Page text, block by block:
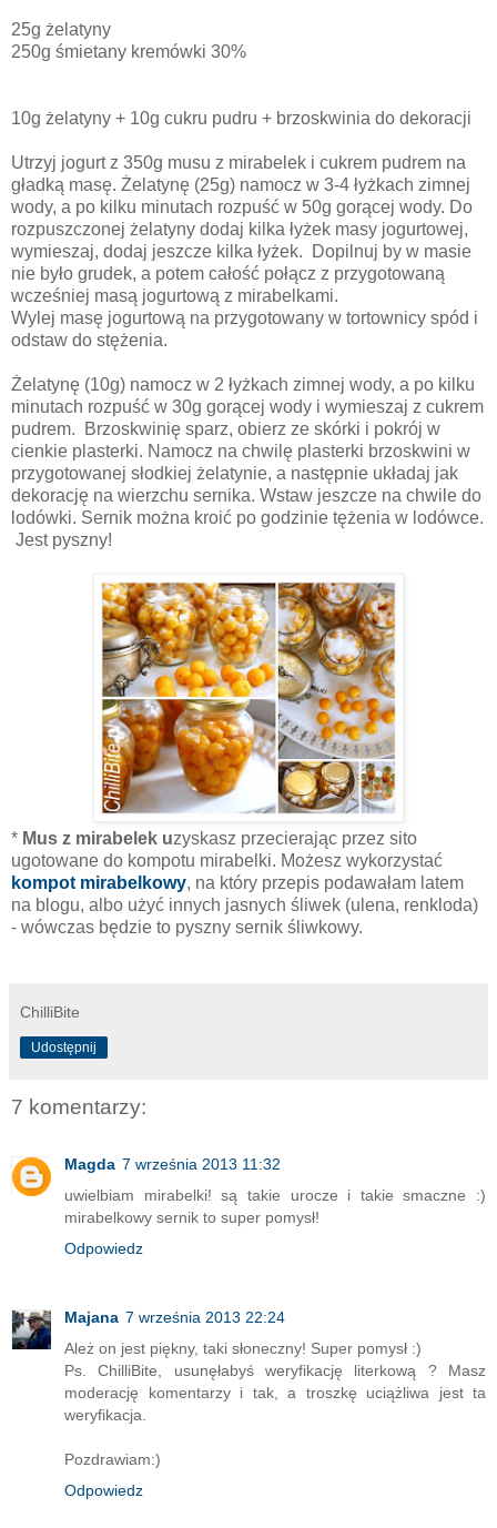
25g żelatyny
250g śmietany kremówki 30%
10g żelatyny + 10g cukru pudru + brzoskwinia do dekoracji
Utrzyj jogurt z 350g musu z mirabelek i cukrem pudrem na
gładką masę. Żelatynę (25g) namocz w 3-4 łyżkach zimnej
wody, a po kilku minutach rozpuść w 50g gorącej wody. Do
rozpuszczonej żelatyny dodaj kilka łyżek masy jogurtowej,
wymieszaj, dodaj jeszcze kilka łyżek. Dopilnuj by w masie
nie było grudek, a potem całość połącz z przygotowaną
wcześniej masą jogurtową z mirabelkami.
Wylej masę jogurtową na przygotowany w tortownicy spód i
odstaw do stężenia.
Żelatynę (10g) namocz w 2 łyżkach zimnej wody, a po kilku
minutach rozpuść w 30g gorącej wody i wymieszaj z cukrem
pudrem. Brzoskwinię sparz, obierz ze skórki i pokrój w
cienkie plasterki. Namocz na chwilę plasterki brzoskwini w
przygotowanej słodkiej żelatynie, a następnie układaj jak
dekorację na wierzchu sernika. Wstaw jeszcze na chwile do
lodówki. Sernik można kroić po godzinie tężenia w lodówce.
Jest pyszny!
* Mus z mirabelek uzyskasz przecierając przez sito
ugotowane do kompotu mirabelki. Możesz wykorzystać
kompot mirabelkowy, na który przepis podawałam latem
na blogu, albo użyć innych jasnych śliwek (ulena, renkloda)
- wówczas będzie to pyszny sernik śliwkowy.
ChilliBite
Udostępnij
7 komentarzy:
Magda 7 września 2013 11:32
uwielbiam mirabelki! są takie urocze i takie smaczne :)
mirabelkowy sernik to super pomysł!
Odpowiedz
Majana 7 września 2013 22:24
Ależ on jest piękny, taki słoneczny! Super pomysł :)
Ps. ChilliBite, usunęłabyś weryfikację literkową ? Masz
moderację komentarzy i tak, a troszkę uciążliwa jest ta
weryfikacja.
Pozdrawiam:)
Odpowiedz